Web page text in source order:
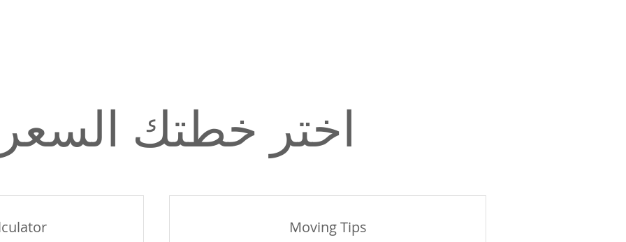
اختر خطتك
Moving Tips